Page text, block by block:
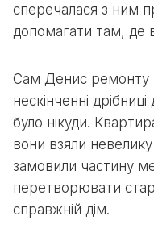
сперечалася з ним
допомагати там, де
Сам Денис ремонту
нескінченні
було нікуди.
вони взяли
замовили частину
перетворювати
справжній дім.